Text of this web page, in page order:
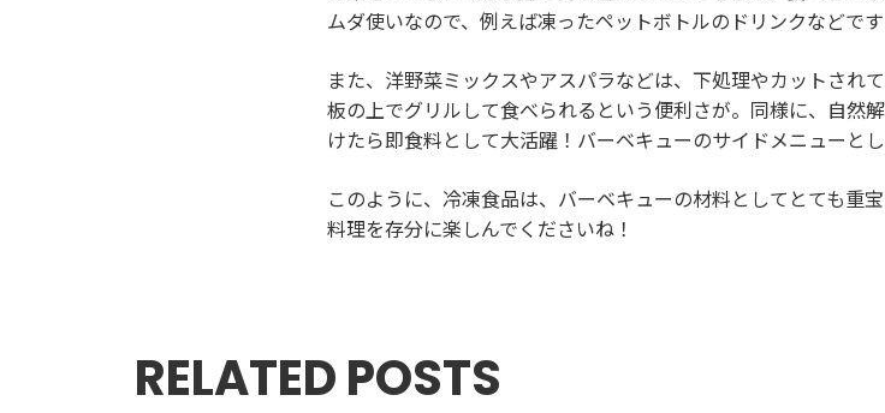
ムダ使いなので、例えば凍ったペットボトルのドリンクなどで
また、洋野菜ミックスやアスパラなどは、下処理やカットされ
板の上でグリルして食べられるという便利さが。同様に、自然
けたら即食料として大活躍！バーベキューのサイドメニューと
このように、冷凍食品は、バーベキューの材料としてとても重
料理を存分に楽しんでくださいね！
RELATED POSTS